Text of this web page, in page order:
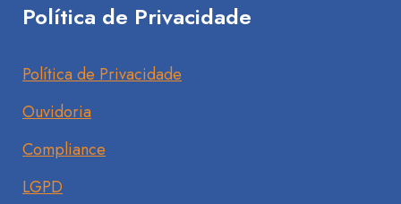
Política de Privacidade
Política de Privacidade
Ouvidoria
Compliance
LGPD